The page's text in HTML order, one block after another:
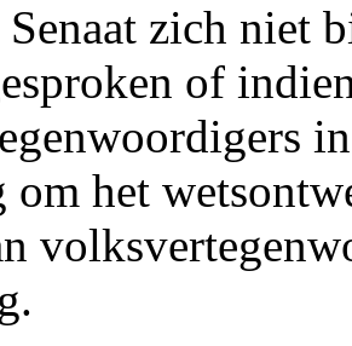
zich niet
of
om het